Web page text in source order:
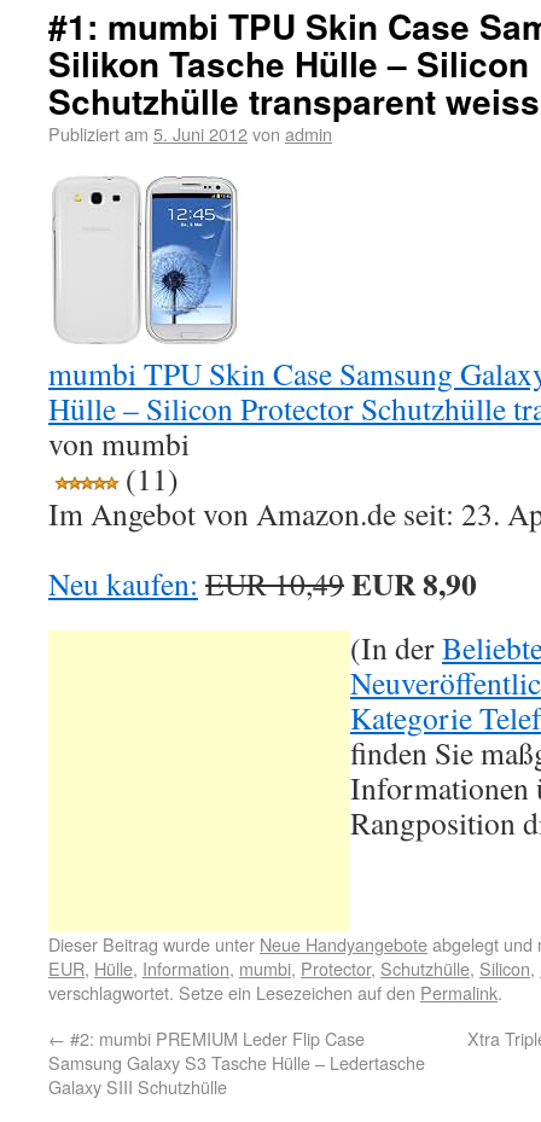
#1: mumbi TPU Skin Case
Silikon Tasche Hülle –
Schutzhülle transparent weiss
Publiziert am 5. Juni 2012von admin
mumbi TPU Skin Case Samsung
Hülle – Silicon Protector Schutzhülle
von mumbi
(11)
Im Angebot von Amazon.de seit: 23.
Neu kaufen: EUR 10,49EUR 8,90
(In der
Kategorie
finden Sie
Informationen
Rangposition
Dieser Beitrag wurde unter Neue Handyangeboteabgelegt und
EUR, Hülle, Information, mumbi, Protector, Schutzhülle, Silicon,
verschlagwortet. Setze ein Lesezeichen auf den Permalink.
← #2: mumbi PREMIUM Leder Flip Case
Samsung Galaxy S3 Tasche Hülle – Ledertasche
Galaxy SIII Schutzhülle
Xtra